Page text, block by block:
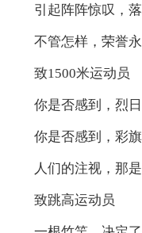
引起阵阵惊叹，
不管怎样，荣誉永
致1500米运动员
你是否感到，烈
你是否感到，彩
人们的注视，那
致跳高运动员